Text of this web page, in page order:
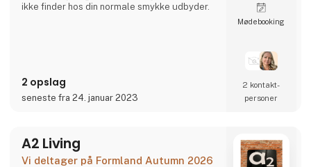
ikke finder hos din normale smykke udbyder.
har rodfæste i dansk design og kvalitet.
2 opslag
seneste fra 24. januar 2023
Møde­booking
2 kontakt­
personer
A2 Living
Vi deltager på Formland Autumn 2026